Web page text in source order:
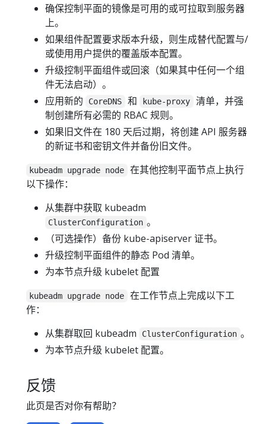
确保控制平面的镜像是可用的或可拉取到服务器
上。
如果组件配置要求版本升级，则生成替代配置与/
或使用用户提供的覆盖版本配置。
升级控制平面组件或回滚（如果其中任何一个组
件无法启动）。
应用新的
CoreDNS 和 kube-proxy
清单，并强
制创建所有必需的 RBAC 规则。
如果旧文件在 180 天后过期，将创建 API 服务器
的新证书和密钥文件并备份旧文件。
kubeadm upgrade node
在其他控制平面节点上执行
以下操作：
从集群中获取 kubeadm
ClusterConfiguration 。
（可选操作）备份 kube-apiserver 证书。
升级控制平面组件的静态 Pod 清单。
为本节点升级 kubelet 配置
kubeadm upgrade node
在工作节点上完成以下工
作：
从集群取回 kubeadm
ClusterConfiguration 。
为本节点升级 kubelet 配置。
反馈
此页是否对你有帮助？